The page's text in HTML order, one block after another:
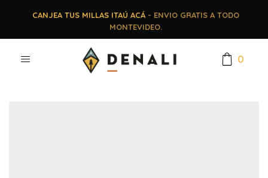
CANJEA TUS MILLAS ITAÚ ACÁ- ENVIO GRATIS A TODO
MONTEVIDEO.
0